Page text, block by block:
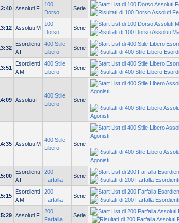
Assoluti F
100
Dorso
Serie
Assoluti M
100
Dorso
Serie
Esordienti
A F
400 Stile
Libero
Serie
Esordienti
A M
400 Stile
Libero
Serie
Assoluti F
400 Stile
Libero
Serie
Assoluti M
400 Stile
Libero
Serie
Esordienti
A F
200
Farfalla
Serie
Esordienti
A M
200
Farfalla
Serie
Assoluti F
200
Farfalla
Serie